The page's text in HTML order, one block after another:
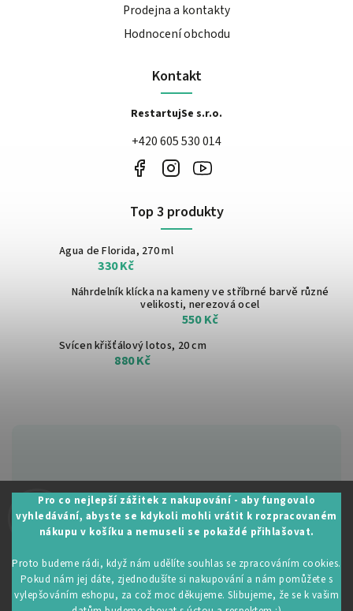
Pro co nejlepší zážitek z nakupování - aby fungovalo
vyhledávání, abyste se kdykoli mohli vrátit k rozpracovaném
nákupu v košíku a nemuseli se pokaždé přihlašovat.
Proto budeme rádi, když nám udělíte souhlas se zpracováním cookies.
Pokud nám jej dáte, zjednodušíte si nakupování a nám pomůžete s
vylepšováním eshopu, za což moc děkujeme. Slibujeme, že se k vašim
Zákaznická podpora:
+420 605 530 014
Prodejna a kontakty
Hodnocení obchodu
Kontakt
RestartujSe s.r.o.
+420 605 530 014
Top 3 produkty
Agua de Florida, 270 ml
330 Kč
Náhrdelník klícka na kameny ve stříbrné barvě různé
velikosti, nerezová ocel
550 Kč
Svícen křišťálový lotos, 20 cm
880 Kč